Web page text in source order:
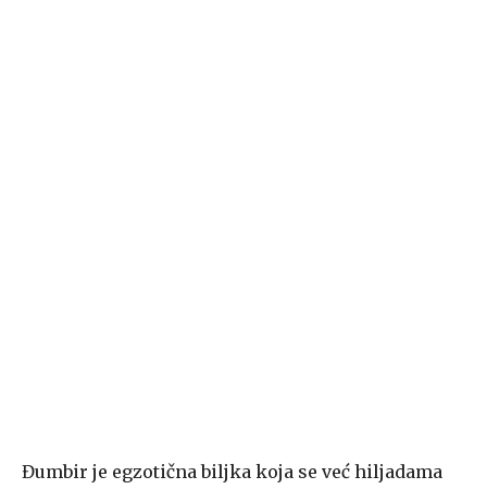
Đumbir je egzotična biljka koja se već hiljadama